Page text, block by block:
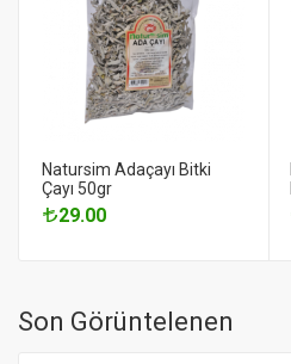
Natursim Adaçayı Bitki
Çayı 50gr
29.00
Son Görüntelenen